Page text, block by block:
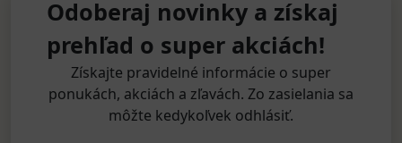
Odoberaj novinky a získaj
prehľad o super akciách!
Získajte pravidelné informácie o super
ponukách, akciách a zľavách. Zo zasielania sa
môžte kedykoľvek odhlásiť.